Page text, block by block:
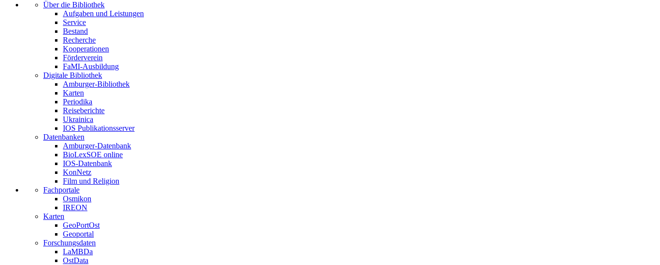
Über die Bibliothek
Aufgaben und Leistungen
Service
Bestand
Recherche
Kooperationen
Förderverein
FaMI-Ausbildung
Digitale Bibliothek
Amburger-Bibliothek
Karten
Periodika
Reiseberichte
Ukrainica
IOS Publikationsserver
Datenbanken
Amburger-Datenbank
BioLexSOE online
IOS-Datenbank
KonNetz
Film und Religion
Fachportale
Osmikon
IREON
Karten
GeoPortOst
Geoportal
Forschungsdaten
LaMBDa
OstData